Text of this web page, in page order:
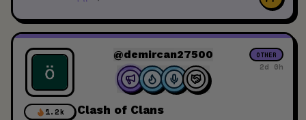
1.2k
@demircan27500 OTHER
2d 0h
Clash of Clans